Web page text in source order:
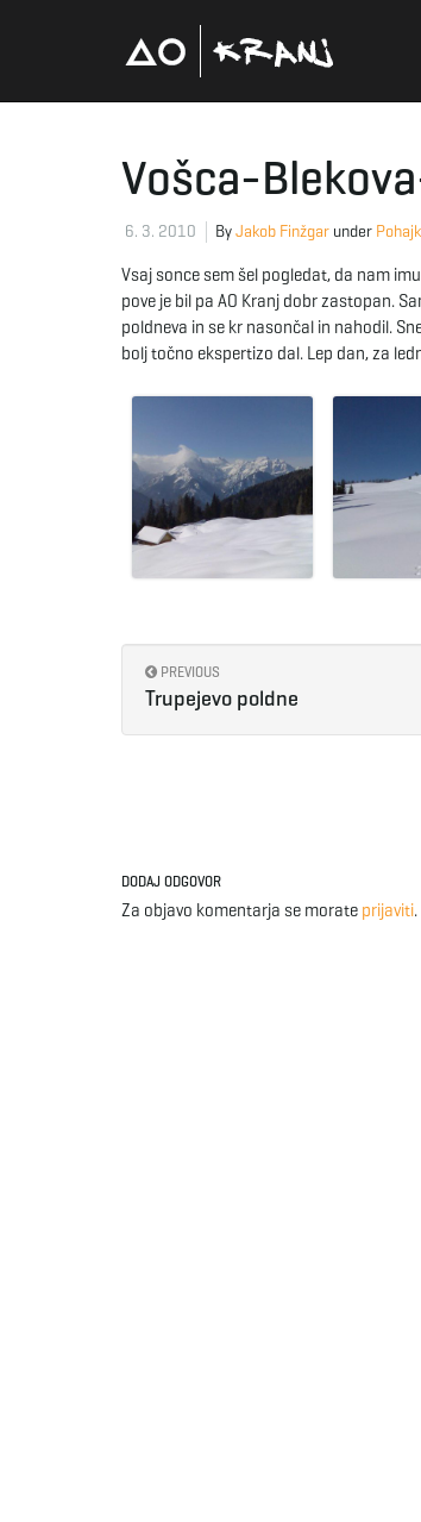
Vošca-
6. 3. 2010 ByJakob Finžgar under
Vsaj sonce sem šel pogledat, da nam
pove je bil pa AO Kranj dobr zastopan.
poldneva in se kr nasončal in nahodil.
bolj točno ekspertizo dal. Lep dan, za
PREVIOUS
Trupejevo poldne
DODAJ ODGOVOR
Za objavo komentarja se morate prijaviti.